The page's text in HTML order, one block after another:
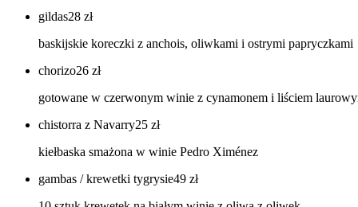
gildas28 zł
baskijskie koreczki z anchois, oliwkami i ostrymi papryczkami
chorizo26 zł
gotowane w czerwonym winie z cynamonem i liściem
chistorra z Navarry25 zł
kiełbaska smażona w winie Pedro Ximénez
gambas / krewetki tygrysie49 zł